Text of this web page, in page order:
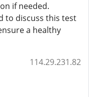
if needed.
to discuss this test
a healthy
114.29.231.82